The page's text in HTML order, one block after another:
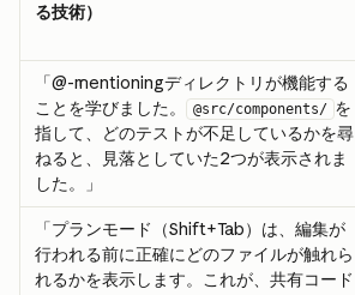
る技術）
「@-mentioningディレクトリが機能する
ことを学びました。
@src/components/ を
指して、どのテストが不足しているかを尋
ねると、見落としていた2つが表示されま
した。」
「プランモード（Shift+Tab）は、編集が
行われる前に正確にどのファイルが触れら
れるかを表示します。これが、共有コード